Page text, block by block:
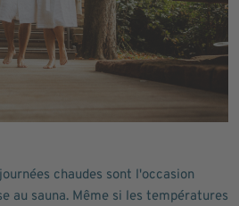
chaudes sont l'occasion
au sauna. Même si les températures